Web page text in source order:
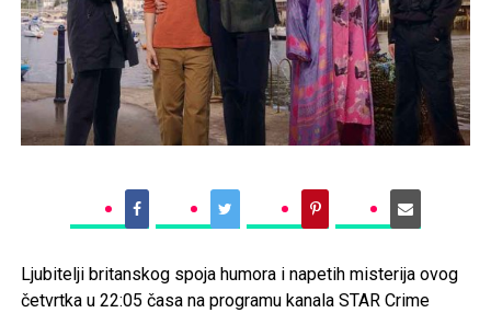
Ljubitelji britanskog spoja humora i napetih misterija ovog
četvrtka u 22:05 časa na programu kanala STAR Crime